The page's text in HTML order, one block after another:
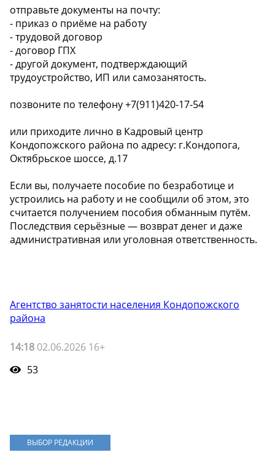
отправьте документы на почту:
- приказ о приёме на работу
- трудовой договор
- договор ГПХ
- другой документ, подтверждающий
трудоустройство, ИП или самозанятость.
позвоните по телефону +7(911)420-17-54
или приходите лично в Кадровый центр
Кондопожского района по адресу: г.Кондопога,
Октябрьское шоссе, д.17
Если вы, получаете пособие по безработице и
устроились на работу и не сообщили об этом, это
считается получением пособия обманным путём.
Последствия серьёзные — возврат денег и даже
административная или уголовная ответственность.
Агентство занятости населения Кондопожского
района
14:18 02.06.2026 16+
53
ВЫБОР РЕДАКЦИИ